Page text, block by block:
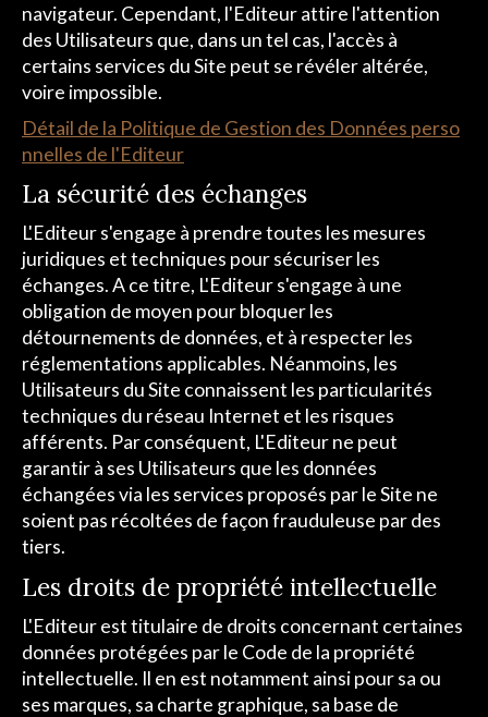
navigateur. Cependant, l'Editeur attire l'attention
des Utilisateurs que, dans un tel cas, l'accès à
certains services du Site peut se révéler altérée,
voire impossible.
Détail de la Politique de Gestion des Données perso
nnelles de l'Editeur
La sécurité des échanges
L'Editeur s'engage à prendre toutes les mesures
juridiques et techniques pour sécuriser les
échanges. A ce titre, L'Editeur s'engage à une
obligation de moyen pour bloquer les
détournements de données, et à respecter les
réglementations applicables. Néanmoins, les
Utilisateurs du Site connaissent les particularités
techniques du réseau Internet et les risques
afférents. Par conséquent, L'Editeur ne peut
garantir à ses Utilisateurs que les données
échangées via les services proposés par le Site ne
soient pas récoltées de façon frauduleuse par des
tiers.
Les droits de propriété intellectuelle
L'Editeur est titulaire de droits concernant certaines
données protégées par le Code de la propriété
intellectuelle. Il en est notamment ainsi pour sa ou
ses marques, sa charte graphique, sa base de